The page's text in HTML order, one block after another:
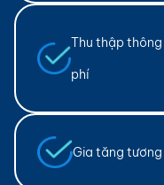
Thu thập
phí
Gia tăng